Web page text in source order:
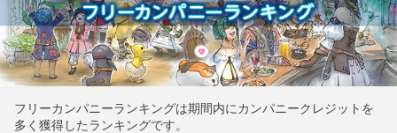
フリーカンパニーランキングは期間内にカンパニークレジットを
多く獲得したランキングです。